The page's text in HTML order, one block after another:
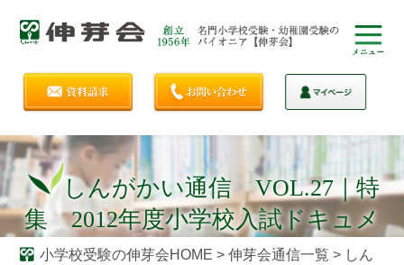
しんがかい通信 VOL.27｜特
集 2012年度小学校入試ドキュメ
ント「我が家のターニングポイン
小学校受験の伸芽会HOME > 伸芽会通信一覧 > しん